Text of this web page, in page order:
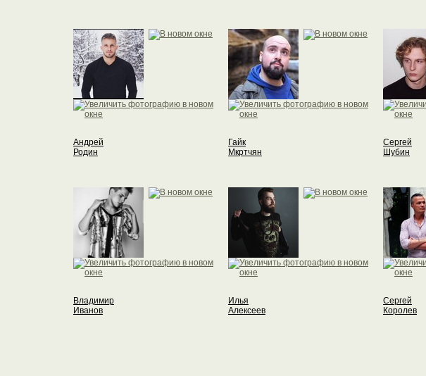
Андрей
Родин
Гайк
Мкртчян
Сергей
Шубин
Владимир
Иванов
Илья
Алексеев
Сергей
Королев